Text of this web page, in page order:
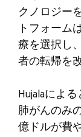
クノロジー
トフォーム
療を選択し
者の転帰を
Hujalaによ
肺がんのみ
億ドルが費